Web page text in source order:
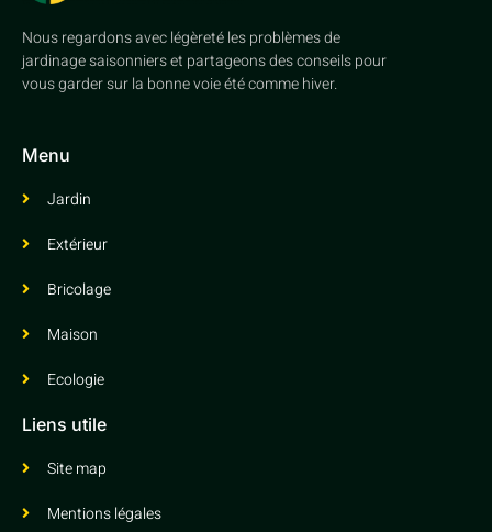
Nous regardons avec légèreté les problèmes de
jardinage saisonniers et partageons des conseils pour
vous garder sur la bonne voie été comme hiver.
Menu
Jardin
Extérieur
Bricolage
Maison
Ecologie
Liens utile
Site map
Mentions légales